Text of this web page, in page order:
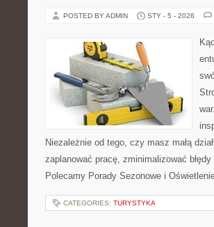
POSTED BY ADMIN STY - 5 - 2026
Niezależnie od tego, czy masz małą
zaplanować pracę, zminimalizować
Polecamy Porady Sezonowe i
CATEGORIES: TURYSTYKA